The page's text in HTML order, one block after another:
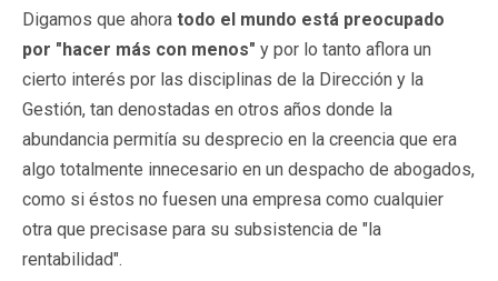
Digamos que ahora todo el mundo está preocupado
por "hacer más con menos" y por lo tanto aflora un
cierto interés por las disciplinas de la Dirección y la
Gestión, tan denostadas en otros años donde la
abundancia permitía su desprecio en la creencia que era
algo totalmente innecesario en un despacho de abogados,
como si éstos no fuesen una empresa como cualquier
otra que precisase para su subsistencia de "la
rentabilidad".